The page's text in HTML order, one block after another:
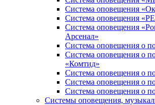
Система оповещения
Система оповещения
Система оповещения
Арсенал»
Система оповещения о
Система оповещения о
«Комтид»
Система оповещения о
Система оповещения о
Система оповещения о
Системы оповещения,